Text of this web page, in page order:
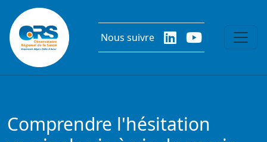
Aller au contenu principal
Nous suivre
Comprendre l'hésitation